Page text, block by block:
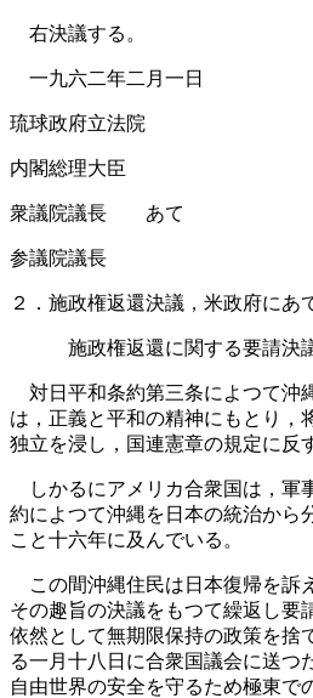
右決議する。
一九六二年二月一日
琉球政府立法院
内閣総理大臣
衆議院議長 あて
参議院議長
２．施政権返還決議，米政府にあ
施政権返還に関する要請決
対日平和条約第三条によつて沖
は，正義と平和の精神にもとり，
独立を浸し，国連憲章の規定に反
しかるにアメリカ合衆国は，軍
約によつて沖縄を日本の統治から
こと十六年に及んでいる。
この間沖縄住民は日本復帰を訴
その趣旨の決議をもつて繰返し要
依然として無期限保持の政策を捨
る一月十八日に合衆国議会に送つ
自由世界の安全を守るため極東で